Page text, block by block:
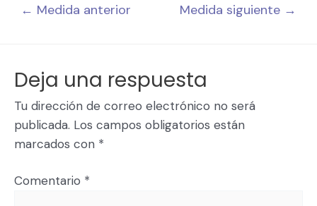
← Medida anterior Medida siguiente →
Deja una respuesta
Tu dirección de correo electrónico no será
publicada. Los campos obligatorios están
marcados con *
Comentario *